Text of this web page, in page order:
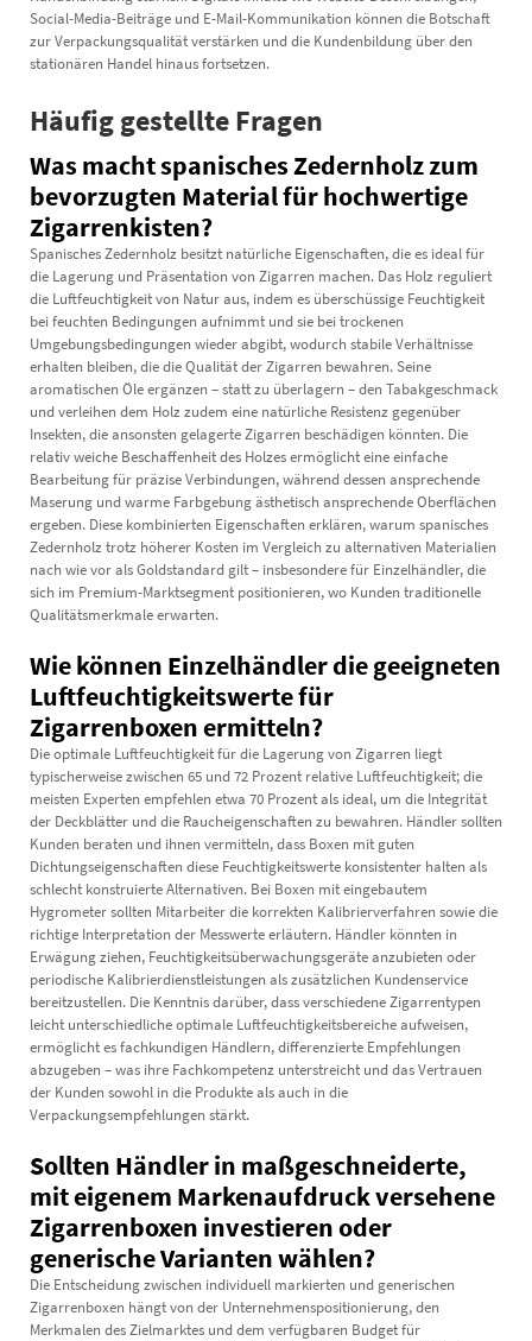
Social-Media-Beiträge und E-Mail-Kommunikation können die Botschaft
zur Verpackungsqualität verstärken und die Kundenbildung über den
stationären Handel hinaus fortsetzen.
Häufig gestellte Fragen
Was macht spanisches Zedernholz zum
bevorzugten Material für hochwertige
Zigarrenkisten?
Spanisches Zedernholz besitzt natürliche Eigenschaften, die es ideal für
die Lagerung und Präsentation von Zigarren machen. Das Holz reguliert
die Luftfeuchtigkeit von Natur aus, indem es überschüssige Feuchtigkeit
bei feuchten Bedingungen aufnimmt und sie bei trockenen
Umgebungsbedingungen wieder abgibt, wodurch stabile Verhältnisse
erhalten bleiben, die die Qualität der Zigarren bewahren. Seine
aromatischen Öle ergänzen – statt zu überlagern – den Tabakgeschmack
und verleihen dem Holz zudem eine natürliche Resistenz gegenüber
Insekten, die ansonsten gelagerte Zigarren beschädigen könnten. Die
relativ weiche Beschaffenheit des Holzes ermöglicht eine einfache
Bearbeitung für präzise Verbindungen, während dessen ansprechende
Maserung und warme Farbgebung ästhetisch ansprechende Oberflächen
ergeben. Diese kombinierten Eigenschaften erklären, warum spanisches
Zedernholz trotz höherer Kosten im Vergleich zu alternativen Materialien
nach wie vor als Goldstandard gilt – insbesondere für Einzelhändler, die
sich im Premium-Marktsegment positionieren, wo Kunden traditionelle
Qualitätsmerkmale erwarten.
Wie können Einzelhändler die geeigneten
Luftfeuchtigkeitswerte für
Zigarrenboxen ermitteln?
Die optimale Luftfeuchtigkeit für die Lagerung von Zigarren liegt
typischerweise zwischen 65 und 72 Prozent relative Luftfeuchtigkeit; die
meisten Experten empfehlen etwa 70 Prozent als ideal, um die Integrität
der Deckblätter und die Raucheigenschaften zu bewahren. Händler sollten
Kunden beraten und ihnen vermitteln, dass Boxen mit guten
Dichtungseigenschaften diese Feuchtigkeitswerte konsistenter halten als
schlecht konstruierte Alternativen. Bei Boxen mit eingebautem
Hygrometer sollten Mitarbeiter die korrekten Kalibrierverfahren sowie die
richtige Interpretation der Messwerte erläutern. Händler könnten in
Erwägung ziehen, Feuchtigkeitsüberwachungsgeräte anzubieten oder
periodische Kalibrierdienstleistungen als zusätzlichen Kundenservice
bereitzustellen. Die Kenntnis darüber, dass verschiedene Zigarrentypen
leicht unterschiedliche optimale Luftfeuchtigkeitsbereiche aufweisen,
ermöglicht es fachkundigen Händlern, differenzierte Empfehlungen
abzugeben – was ihre Fachkompetenz unterstreicht und das Vertrauen
der Kunden sowohl in die Produkte als auch in die
Verpackungsempfehlungen stärkt.
Sollten Händler in maßgeschneiderte,
mit eigenem Markenaufdruck versehene
Zigarrenboxen investieren oder
generische Varianten wählen?
Die Entscheidung zwischen individuell markierten und generischen
Zigarrenboxen hängt von der Unternehmenspositionierung, den
Merkmalen des Zielmarktes und dem verfügbaren Budget für